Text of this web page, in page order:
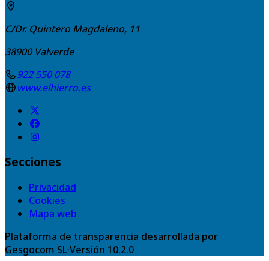
C/Dr. Quintero Magdaleno, 11
38900 Valverde
922 550 078
www.elhierro.es
Secciones
Privacidad
Cookies
Mapa web
Plataforma de transparencia desarrollada por
Gesgocom SL·Versión 10.2.0